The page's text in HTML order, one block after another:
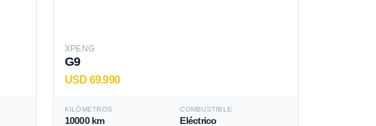
XPENG
G9
USD 69.990
KILÓMETROS
10000 km
COMBUSTIBLE
Eléctrico